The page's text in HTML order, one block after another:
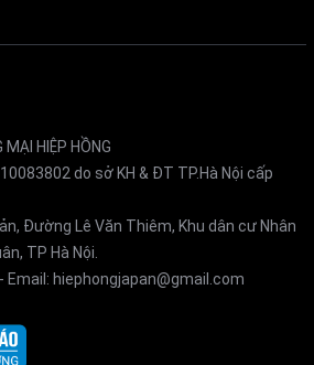
HIỆP HỒNG
do sở KH & ĐT TP.Hà Nội cấp
Đường Lê Văn Thiêm, Khu dân cư Nhân
TP Hà Nội.
- Email: hiephongjapan@gmail.com